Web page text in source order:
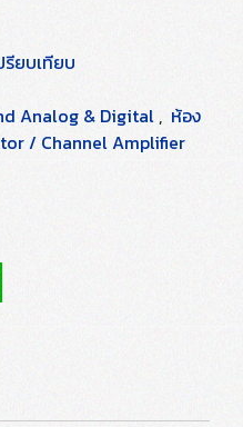
รียบเทียบ
Analog & Digital , ห้อง
/ Channel Amplifier